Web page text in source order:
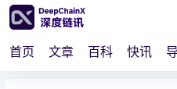
首页 文章 百科 快讯